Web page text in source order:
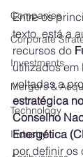
Companies
Corporate
Investments
Mergers &
Technology
Industry
Entre os
texto, está a
recursos do
utilizados
voltadas a
estratégica
Conselho
Energética
por definir os